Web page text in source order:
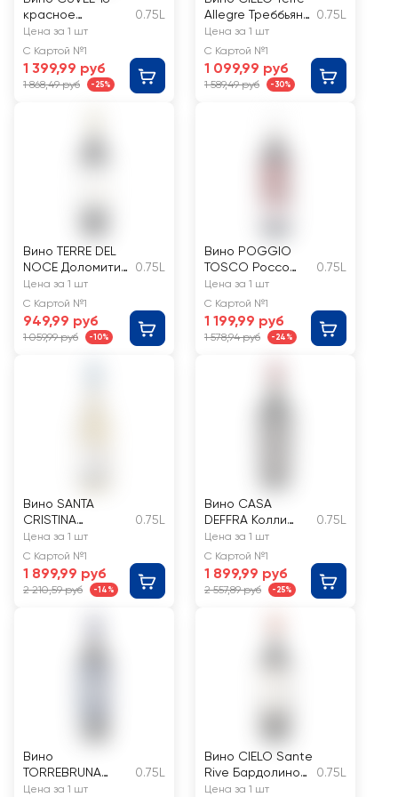
красное
полусухое
0.75L
Цена за 1 шт
С Картой №1
1 399,99 руб
1 868,49 руб -25%
Allegre Треббьяно
Апулия
ординарное
белое
полусладкое
0.75L
Цена за 1 шт
С Картой №1
1 099,99 руб
1 589,49 руб -30%
Вино TERRE DEL
NOCE Доломити
Мерло
выдержанное
сортовое
красное сухое
0.75L
Цена за 1 шт
С Картой №1
949,99 руб
1 059,99 руб -10%
Вино POGGIO
TOSCO Россо
Тоскано
сортовое
красное сухое
0.75L
Цена за 1 шт
С Картой №1
1 199,99 руб
1 578,94 руб -24%
Вино SANTA
CRISTINA
Vermentino
Тоскана
ординарное
сортовое белое
сухое
0.75L
Цена за 1 шт
С Картой №1
1 899,99 руб
2 210,59 руб -14%
Вино CASA
DEFFRA Колли
Беричи Ризерва
выдержанное
красное
полусухое
0.75L
Цена за 1 шт
С Картой №1
1 899,99 руб
2 557,89 руб -25%
Вино
TORREBRUNA
Санджовезе
0.75L
Цена за 1 шт
Вино CIELO Sante
Rive Бардолино
ординарное
0.75L
Цена за 1 шт